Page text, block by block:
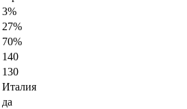
3%
27%
70%
140
130
Италия
да